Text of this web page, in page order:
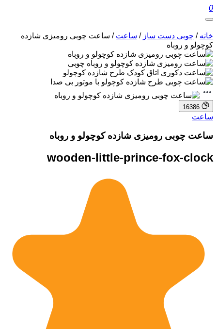
0
خانه / چوبی دست ساز / ساعت / ساعت چوبی رومیزی شازده
کوچولو و روباه
16386
ساعت
ساعت چوبی رومیزی شازده کوچولو و روباه
wooden-little-prince-fox-clock